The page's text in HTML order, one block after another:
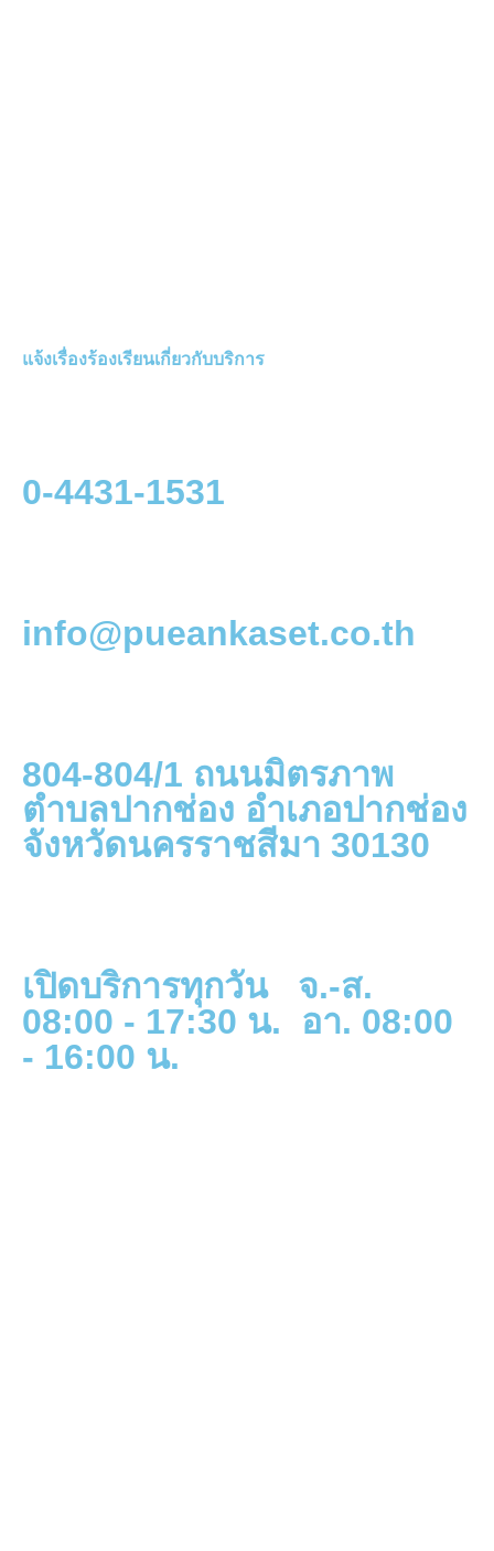
แจ้งเรื่องร้องเรียนเกี่ยวกับบริการ
0-4431-1531
info@pueankaset.co.th
804-804/1 ถนนมิตรภาพ
ตำบลปากช่อง อำเภอปากช่อง
จังหวัดนครราชสีมา 30130
เปิดบริการทุกวัน จ.-ส.
08:00 - 17:30 น. อา. 08:00
- 16:00 น.